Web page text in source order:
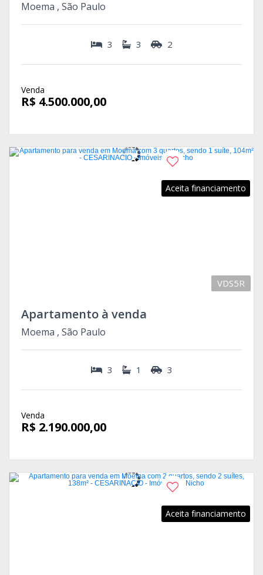
Moema , São Paulo
3 3 2
Venda
R$ 4.500.000,00
Aceita financiamento
VDS5R
Apartamento à venda
Moema , São Paulo
3 1 3
Venda
R$ 2.190.000,00
Aceita financiamento